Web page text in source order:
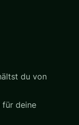
du von
für deine